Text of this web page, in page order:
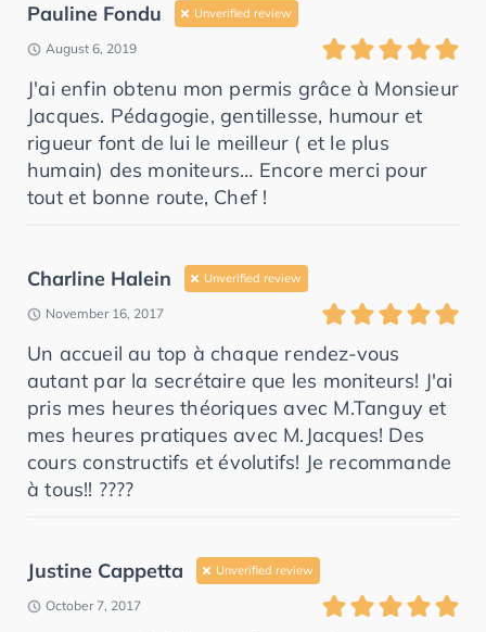
Pauline Fondu Unverified review
August 6, 2019
J'ai enfin obtenu mon permis grâce à Monsieur
Jacques. Pédagogie, gentillesse, humour et
rigueur font de lui le meilleur ( et le plus
humain) des moniteurs… Encore merci pour
tout et bonne route, Chef !
Charline Halein Unverified review
November 16, 2017
Un accueil au top à chaque rendez-vous
autant par la secrétaire que les moniteurs! J'ai
pris mes heures théoriques avec M.Tanguy et
mes heures pratiques avec M.Jacques! Des
cours constructifs et évolutifs! Je recommande
à tous!! ????
Justine Cappetta Unverified review
October 7, 2017